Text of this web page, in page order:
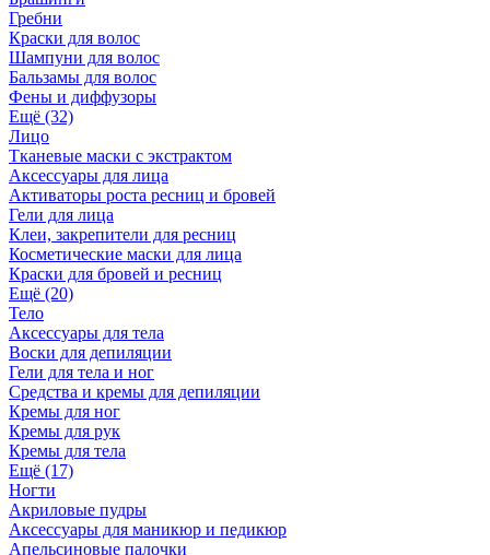
Гребни
Краски для волос
Шампуни для волос
Бальзамы для волос
Фены и диффузоры
Ещё (32)
Лицо
Тканевые маски с экстрактом
Аксессуары для лица
Активаторы роста ресниц и бровей
Гели для лица
Клеи, закрепители для ресниц
Косметические маски для лица
Краски для бровей и ресниц
Ещё (20)
Тело
Аксессуары для тела
Воски для депиляции
Гели для тела и ног
Средства и кремы для депиляции
Кремы для ног
Кремы для рук
Кремы для тела
Ещё (17)
Ногти
Акриловые пудры
Аксессуары для маникюр и педикюр
Апельсиновые палочки